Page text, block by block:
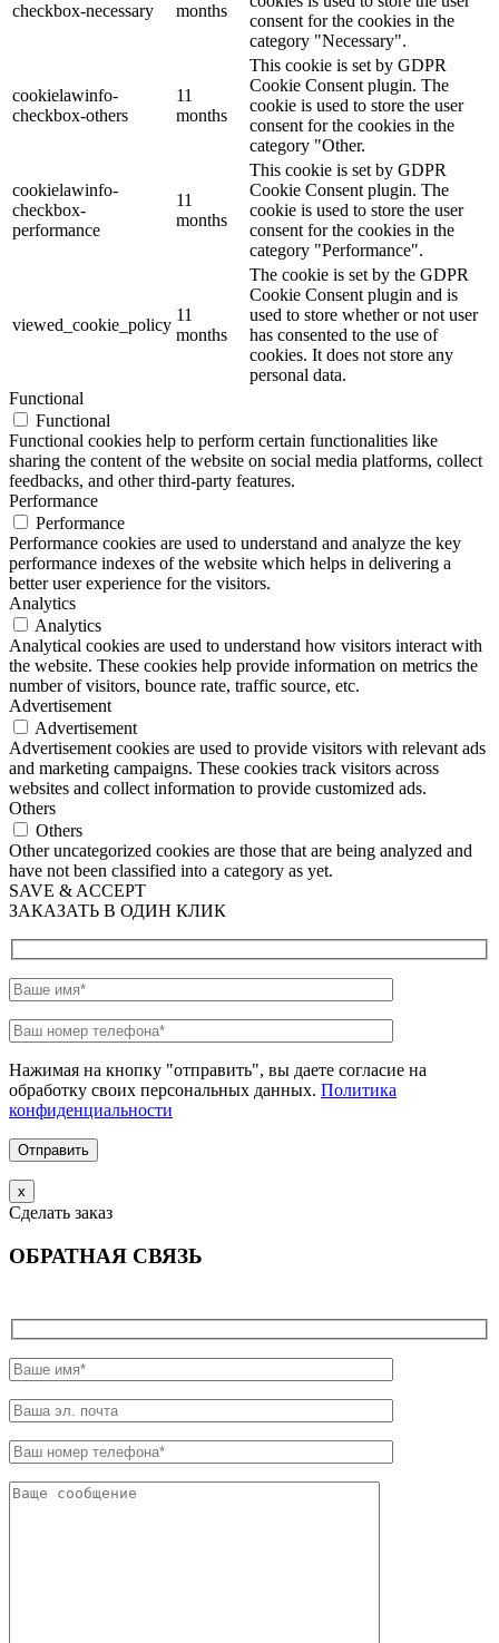
checkbox-necessary months
consent for the cookies in the
category "Necessary".
cookielawinfo-
checkbox-others
11
months
This cookie is set by GDPR
Cookie Consent plugin. The
cookie is used to store the user
consent for the cookies in the
category "Other.
cookielawinfo-
checkbox-
performance
11
months
This cookie is set by GDPR
Cookie Consent plugin. The
cookie is used to store the user
consent for the cookies in the
category "Performance".
viewed_cookie_policy
11
months
The cookie is set by the GDPR
Cookie Consent plugin and is
used to store whether or not user
has consented to the use of
cookies. It does not store any
personal data.
Functional
Functional
Functional cookies help to perform certain functionalities like
sharing the content of the website on social media platforms, collect
feedbacks, and other third-party features.
Performance
Performance
Performance cookies are used to understand and analyze the key
performance indexes of the website which helps in delivering a
better user experience for the visitors.
Analytics
Analytics
Analytical cookies are used to understand how visitors interact with
the website. These cookies help provide information on metrics the
number of visitors, bounce rate, traffic source, etc.
Advertisement
Advertisement
Advertisement cookies are used to provide visitors with relevant ads
and marketing campaigns. These cookies track visitors across
websites and collect information to provide customized ads.
Others
Others
Other uncategorized cookies are those that are being analyzed and
have not been classified into a category as yet.
SAVE & ACCEPT
ЗАКАЗАТЬ В ОДИН КЛИК
Нажимая на кнопку "отправить", вы даете согласие на
обработку своих персональных данных. Политика
конфиденциальности
х
Сделать заказ
ОБРАТНАЯ СВЯЗЬ